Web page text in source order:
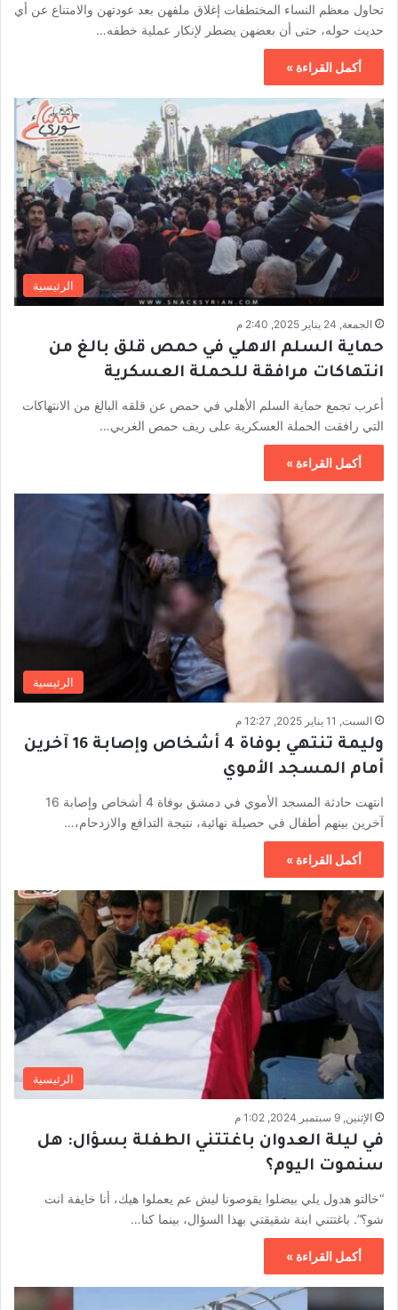
تحاول معظم النساء المختطفات إغلاق ملفهن بعد عودتهن والامتناع عن أي
حديث حوله، حتى أن بعضهن يضطر لإنكار عملية خطفه…
أكمل القراءة »
الرئيسية
الجمعة, 24 يناير 2025, 2:40 م
حماية السلم الاهلي في حمص قلق بالغ من
انتهاكات مرافقة للحملة العسكرية
أعرب تجمع حماية السلم الأهلي في حمص عن قلقه البالغ من الانتهاكات
التي رافقت الحملة العسكرية على ريف حمص الغربي…
أكمل القراءة »
الرئيسية
السبت, 11 يناير 2025, 12:27 م
وليمة تنتهي بوفاة 4 أشخاص وإصابة 16 آخرين
أمام المسجد الأموي
انتهت حادثة المسجد الأموي في دمشق بوفاة 4 أشخاص وإصابة 16
آخرين بينهم أطفال في حصيلة نهائية، نتيجة التدافع والازدحام،…
أكمل القراءة »
الرئيسية
الإثنين, 9 سبتمبر 2024, 1:02 م
في ليلة العدوان باغتتني الطفلة بسؤال: هل
سنموت اليوم؟
“خالتو هدول يلي بيضلوا يقوصونا ليش عم يعملوا هيك، أنا خايفة انت
شو؟”. باغتتني ابنة شقيقتي بهذا السؤال، بينما كنا…
أكمل القراءة »